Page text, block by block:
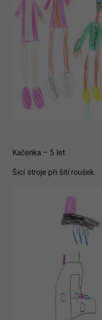
Kačenka – 5 let
Šicí stroje při šití roušek.